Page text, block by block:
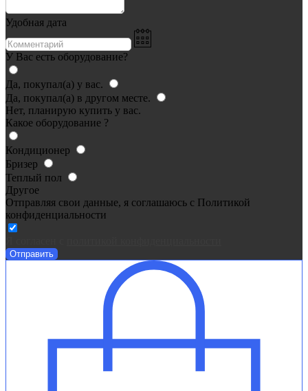
Удобная дата
У Вас есть оборудование?
Да, покупал(а) у вас.
Да, покупал(а) в другом месте.
Нет, планирую купить у вас.
Какое оборудование ?
Кондиционер
Бризер
Теплый пол
Другое
Отправляя свои данные, я соглашаюсь с Политикой
конфиденциальности
Отправить